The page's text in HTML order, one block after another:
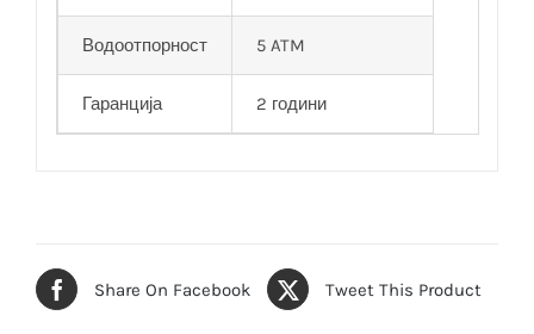
Водоотпорност 5 ATM
Гаранција 2 години
Share On Facebook Tweet This Product